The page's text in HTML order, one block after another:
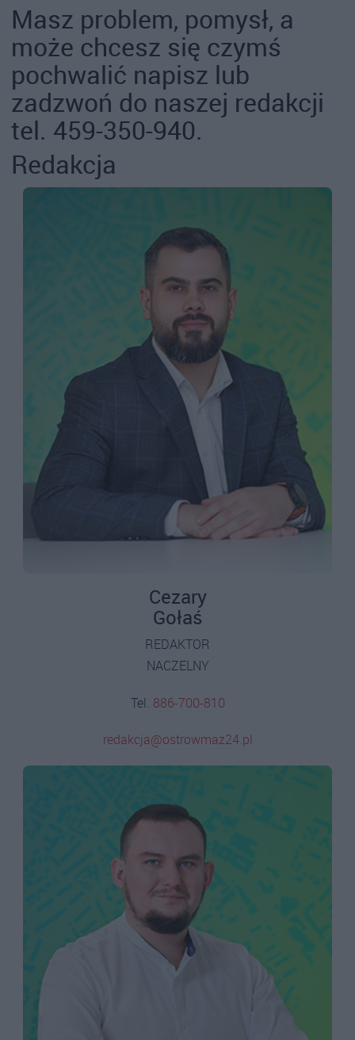
Masz problem, pomysł, a
może chcesz się czymś
pochwalić napisz lub
zadzwoń do naszej redakcji
tel. 459-350-940.
Redakcja
Cezary
Gołaś
REDAKTOR
NACZELNY
Tel. 886-700-810
redakcja@ostrowmaz24.pl